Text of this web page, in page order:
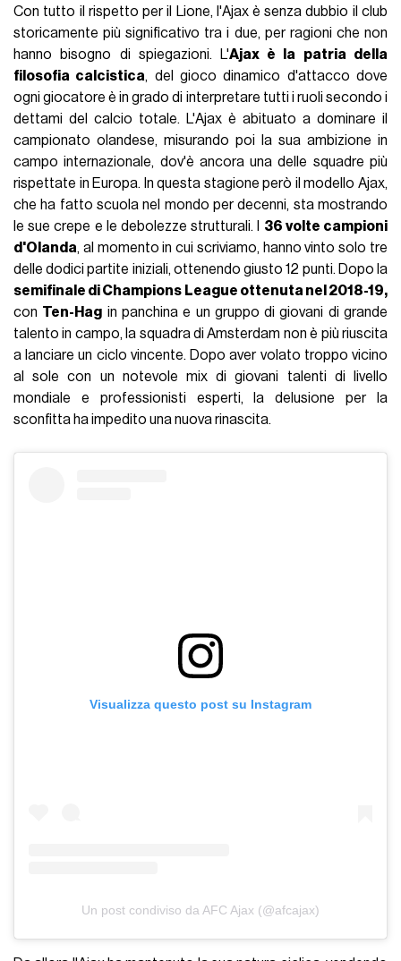
Con tutto il rispetto per il Lione, l'Ajax è senza dubbio il club
storicamente più significativo tra i due, per ragioni che non
hanno bisogno di spiegazioni. L'Ajax è la patria della
filosofia calcistica, del gioco dinamico d'attacco dove
ogni giocatore è in grado di interpretare tutti i ruoli secondo i
dettami del calcio totale. L'Ajax è abituato a dominare il
campionato olandese, misurando poi la sua ambizione in
campo internazionale, dov'è ancora una delle squadre più
rispettate in Europa. In questa stagione però il modello Ajax,
che ha fatto scuola nel mondo per decenni, sta mostrando
le sue crepe e le debolezze strutturali. I 36 volte campioni
d'Olanda, al momento in cui scriviamo, hanno vinto solo tre
delle dodici partite iniziali, ottenendo giusto 12 punti. Dopo la
semifinale di Champions League ottenuta nel 2018-19,
con Ten-Hag in panchina e un gruppo di giovani di grande
talento in campo, la squadra di Amsterdam non è più riuscita
a lanciare un ciclo vincente. Dopo aver volato troppo vicino
al sole con un notevole mix di giovani talenti di livello
mondiale e professionisti esperti, la delusione per la
sconfitta ha impedito una nuova rinascita.
Visualizza questo post su Instagram
Un post condiviso da AFC Ajax (@afcajax)